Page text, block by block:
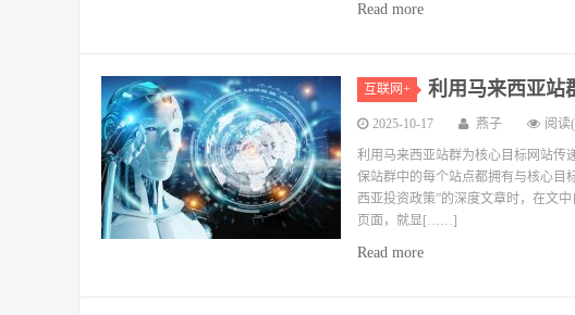
Read more
互联网+ 利用马来西亚站
2025-10-17 燕子 阅读
利用马来西亚站群为核心目标网站传
保站群中的每个站点都拥有与核心目
西亚投资政策”的深度文章时，在文
页面，就显[……]
Read more